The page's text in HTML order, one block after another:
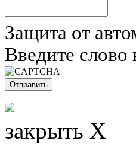
Защита от
Введите слово
закрыть X